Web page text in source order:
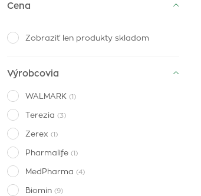
Cena
Zobraziť len produkty skladom
Výrobcovia
WALMARK (1)
Terezia (3)
Zerex (1)
Pharmalife (1)
MedPharma (4)
Biomin (9)